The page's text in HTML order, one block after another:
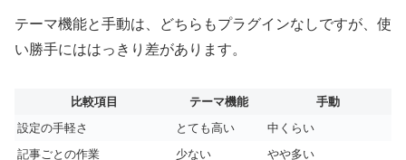
テーマ機能と手動は、どちらもプラグインなしですが、使
い勝手にははっきり差があります。
比較項目 テーマ機能
手動
設定の手軽さ
とても高い
中くらい
記事ごとの作業
少ない
やや多い